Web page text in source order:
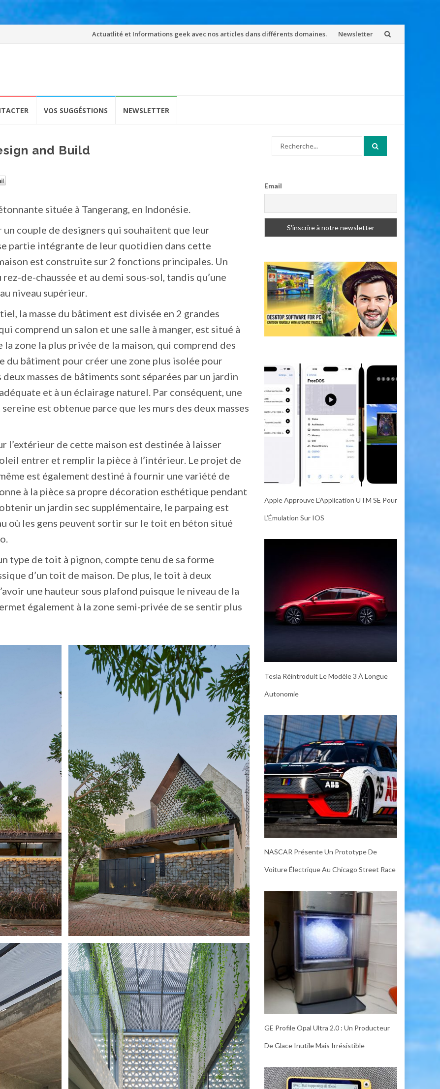
Skip
Actuatlité et Informations geek avec nos articles dans différents domaines. Newsletter
VOS SUGGÉSTIONS NEWSLETTER
and Build
située à Tangerang, en Indonésie.
couple de designers qui souhaitent que leur
partie intégrante de leur quotidien dans cette
est construite sur 2 fonctions principales. Un
de-chaussée et au demi sous-sol, tandis qu’une
niveau supérieur.
la masse du bâtiment est divisée en 2 grandes
comprend un salon et une salle à manger, est situé à
la zone la plus privée de la maison, qui comprend des
du bâtiment pour créer une zone plus isolée pour
deux masses de bâtiments sont séparées par un jardin
et à un éclairage naturel. Par conséquent, une
est obtenue parce que les murs des deux masses
l’extérieur de cette maison est destinée à laisser
entrer et remplir la pièce à l’intérieur. Le projet de
est également destiné à fournir une variété de
à la pièce sa propre décoration esthétique pendant
un jardin sec supplémentaire, le parpaing est
où les gens peuvent sortir sur le toit en béton situé
type de toit à pignon, compte tenu de sa forme
d’un toit de maison. De plus, le toit à deux
une hauteur sous plafond puisque le niveau de la
également à la zone semi-privée de se sentir plus
Email
Apple Approuve L’Application UTM SE Pour
L’Émulation Sur IOS
Tesla Réintroduit Le Modèle 3 À Longue
Autonomie
NASCAR Présente Un Prototype De
Voiture Électrique Au Chicago Street Race
GE Profile Opal Ultra 2.0 : Un Producteur
De Glace Inutile Mais Irrésistible